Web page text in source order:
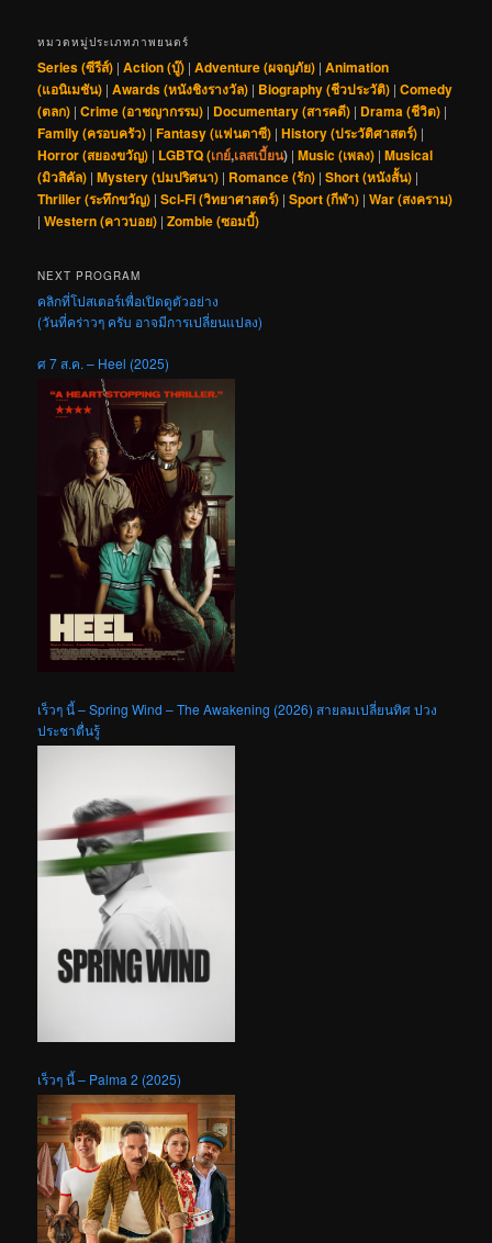
หมวดหมู่ประเภทภาพยนตร์
Series (ซีรีส์) |Action (บู๊) |Adventure (ผจญภัย) |Animation
(แอนิเมชัน) |Awards (หนังชิงรางวัล) | Biography (ชีวประวัติ) |Comedy
(ตลก) |Crime (อาชญากรรม) | Documentary (สารคดี) | Drama (ชีวิต) |
Family (ครอบครัว) |Fantasy (แฟนตาซี) |History (ประวัติศาสตร์) |
Horror (สยองขวัญ) | LGBTQ (เกย์,เลสเบี้ยน) |Music (เพลง) |Musical
(มิวสิคัล) |Mystery (ปมปริศนา) | Romance (รัก) |Short (หนังสั้น) |
Thriller (ระทึกขวัญ) |Sci-Fi (วิทยาศาสตร์) |Sport (กีฬา) |War (สงคราม)
|Western (คาวบอย) |Zombie (ซอมบี้)
NEXT PROGRAM
คลิกที่โปสเตอร์เพื่อเปิดดูตัวอย่าง
(วันที่คร่าวๆ ครับ อาจมีการเปลี่ยนแปลง)
ศ 7 ส.ค. – Heel (2025)
เร็วๆ นี้ – Spring Wind – The Awakening (2026) สายลมเปลี่ยนทิศ ปวง
ประชาตื่นรู้
เร็วๆ นี้ – Palma 2 (2025)